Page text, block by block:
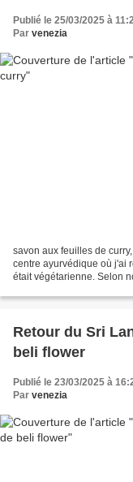
Publié le 25/03/2025 à
Par venezia
savon aux feuilles de
centre ayurvédique où j'ai
était végétarienne. Selon
Retour du Sri
beli flower
Publié le 23/03/2025 à
Par venezia